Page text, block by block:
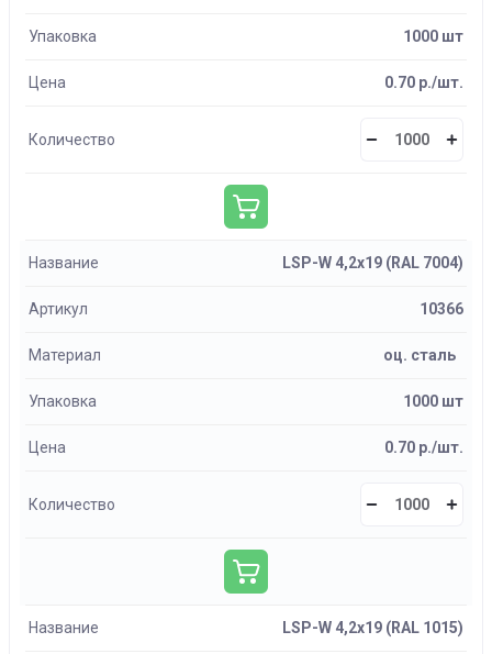
Упаковка 1000 шт
Цена 0.70 р./шт.
Количество
Название LSP-W 4,2х19 (RAL 7004)
Артикул 10366
Материал оц. сталь
Упаковка 1000 шт
Цена 0.70 р./шт.
Количество
Название LSP-W 4,2х19 (RAL 1015)